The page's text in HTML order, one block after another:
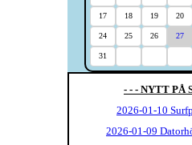
17 18 19 20
24 25 26 27
31
- - - NYTT PÅ
2026-01-10
2026-01-09